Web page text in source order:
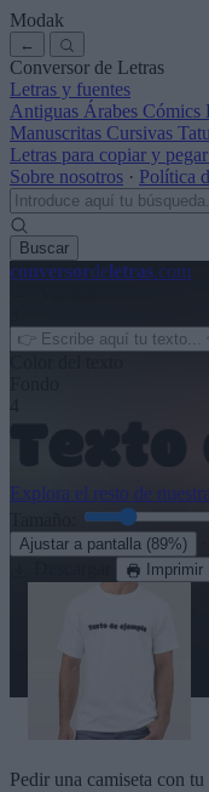
Modak
←
Conversor de Letras
Letras y fuentes
Antiguas Árabes Cómics
Manuscritas Cursivas
Letras para copiar y pegar
Sobre nosotros · Política
Buscar
conversordeletras.com
Explora el resto de
Ajustar a pantalla (89%)
Imprimir
Pedir una camiseta con tu